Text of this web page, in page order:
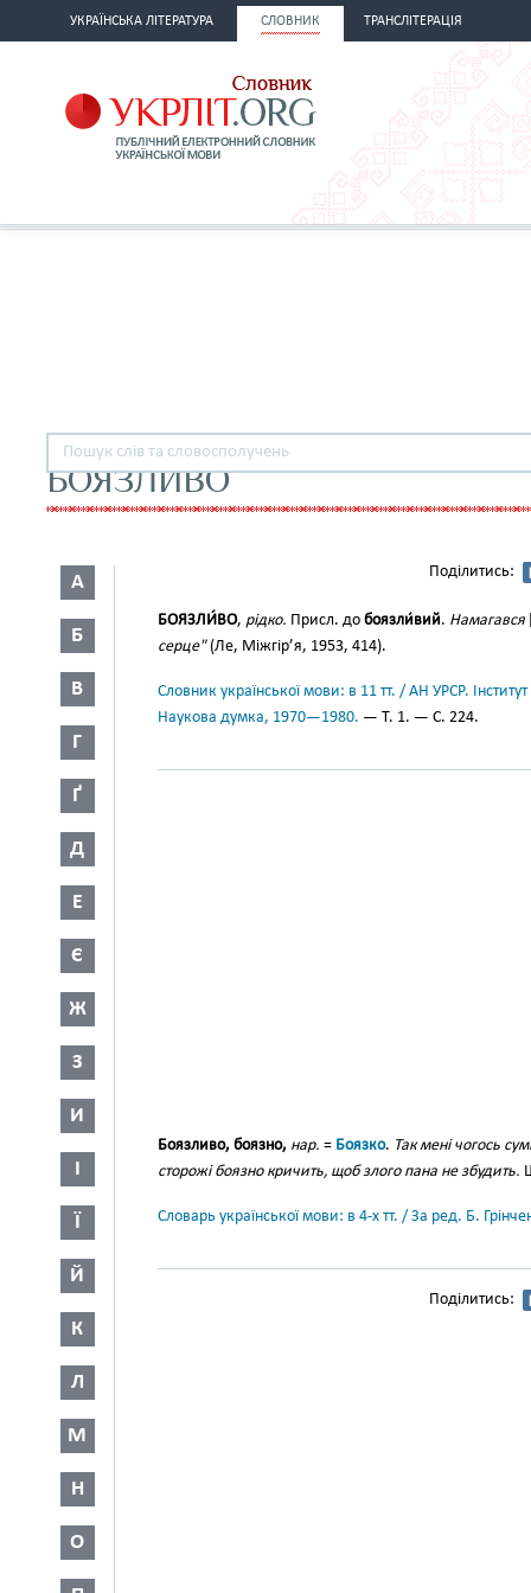
УКРАЇНСЬКА ЛІТЕРАТУРА СЛОВНИК ТРАНСЛІТЕРАЦІЯ
БОЯЗЛИВО
А
Б
В
Г
Ґ
Д
Е
Є
Ж
З
И
І
Ї
Й
К
Л
М
Н
О
Поділитись:
БОЯЗЛИ́ВО, рідко. Присл. до боязли́вий. Намагався
серце"(Ле, Міжгір’я, 1953, 414).
Словник української мови: в 11 тт. / АН УРСР.
Наукова думка, 1970—1980. — Т. 1. — С. 224.
Боязливо, боязно, нар. = Боязко. Так мені чогось
сторожі боязно кричить, щоб злого пана не збудить.
Словарь української мови: в 4-х тт. / За ред. Б.
Поділитись: